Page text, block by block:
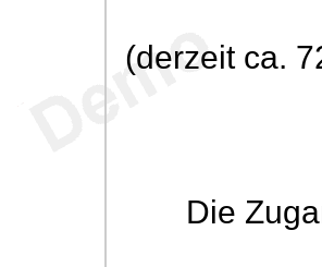
(derzeit ca.
Die